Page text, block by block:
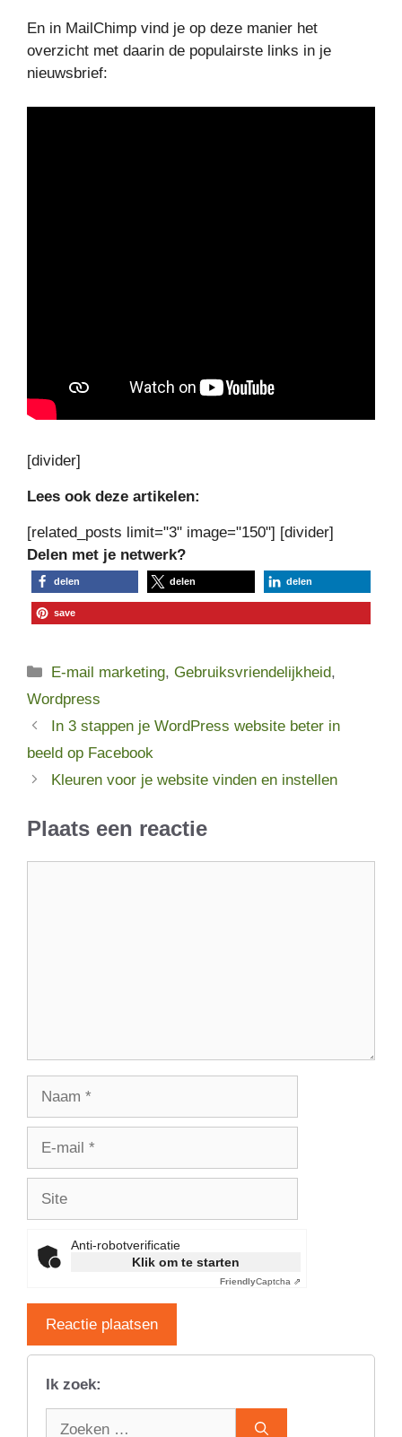
En in MailChimp vind je op deze manier het
overzicht met daarin de populairste links in je
nieuwsbrief:
[divider]
Lees ook deze artikelen:
[related_posts limit="3" image="150"] [divider]
Delen met je netwerk?
delen delen delen
save
Categorieën
E-mail marketing,Gebruiksvriendelijkheid,
Wordpress
In 3 stappen je WordPress website beter in
beeld op Facebook
Kleuren voor je website vinden en instellen
Plaats een reactie
Anti-robotverificatie
Klik om te starten
FriendlyCaptcha ⇗
Ik zoek: